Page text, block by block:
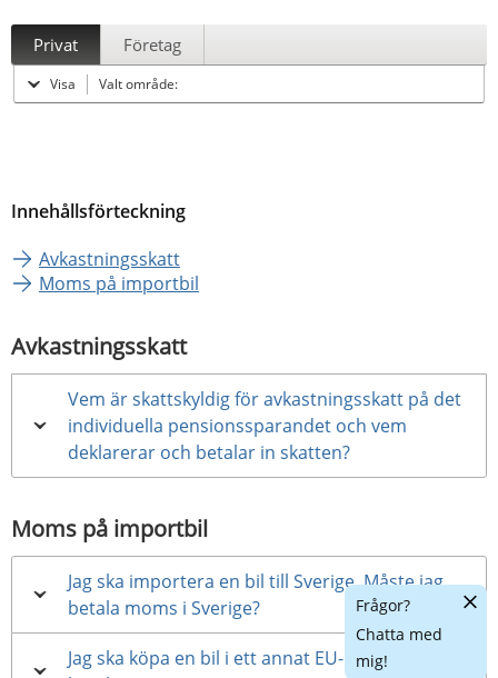
Privat Företag
Visa Valt område:
Innehållsförteckning
Avkastningsskatt
Moms på importbil
Avkastningsskatt
Vem är skattskyldig för avkastningsskatt på det
individuella pensionssparandet och vem
deklarerar och betalar in skatten?
Moms på importbil
Jag ska importera en bil till Sverige. Måste jag
betala moms i Sverige?
Jag ska köpa en bil i ett annat EU-land. Måste jag
Frågor?
Chatta med
mig!
Dölj